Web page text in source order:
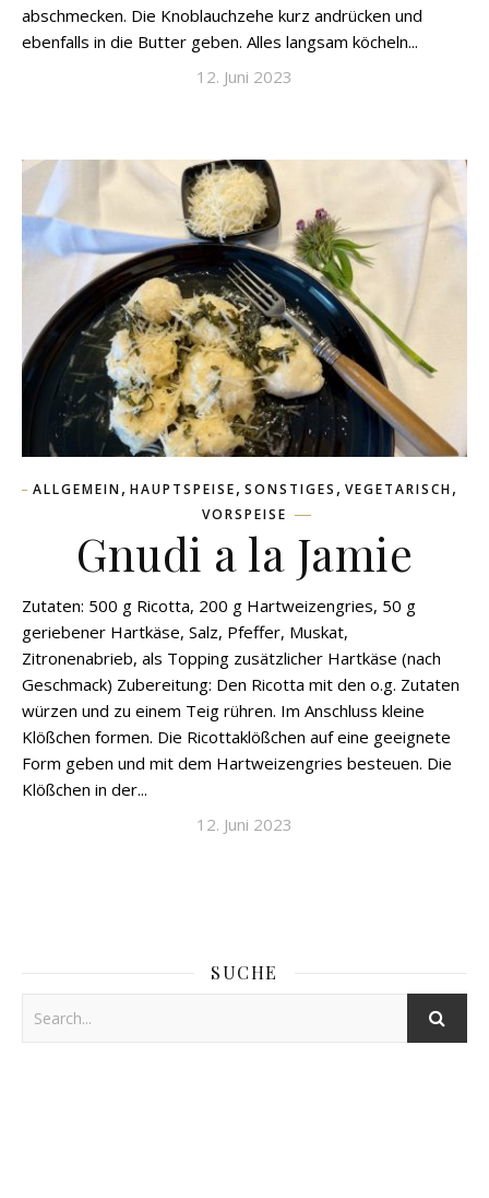
abschmecken. Die Knoblauchzehe kurz andrücken und
ebenfalls in die Butter geben. Alles langsam köcheln...
12. Juni 2023
ALLGEMEIN, HAUPTSPEISE, SONSTIGES , VEGETARISCH,
VORSPEISE
Gnudi a la Jamie
Zutaten: 500 g Ricotta, 200 g Hartweizengries, 50 g
geriebener Hartkäse, Salz, Pfeffer, Muskat,
Zitronenabrieb, als Topping zusätzlicher Hartkäse (nach
Geschmack) Zubereitung: Den Ricotta mit den o.g. Zutaten
würzen und zu einem Teig rühren. Im Anschluss kleine
Klößchen formen. Die Ricottaklößchen auf eine geeignete
Form geben und mit dem Hartweizengries besteuen. Die
Klößchen in der...
12. Juni 2023
SUCHE